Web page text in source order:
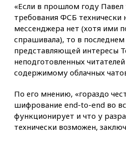
«Если в прошлом году Павел
требования ФСБ
мессенджера нет (хотя ими
спрашивала), то в
представляющей интересы
неподготовленных
содержимому облачных
По его мнению, «гораздо
шифрование end-to-end во
функционирует и что у
технически возможен,